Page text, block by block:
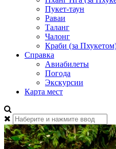
Пукет-таун
Раваи
Таланг
Чалонг
Краби (за
Справка
Авиабилеты
Погода
Экскурсии
Карта мест
Найти: